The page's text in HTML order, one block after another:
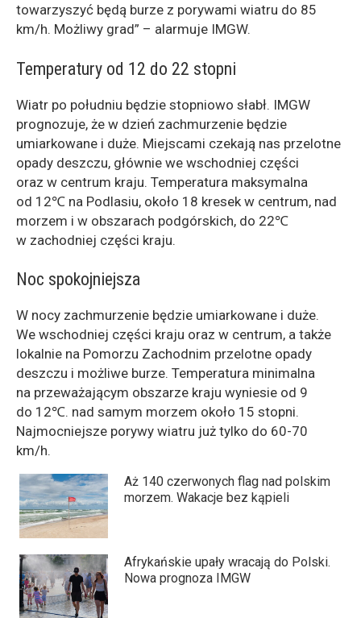
towarzyszyć będą burze z porywami wiatru do 85
km/h. Możliwy grad” – alarmuje IMGW.
Temperatury od 12 do 22 stopni
Wiatr po południu będzie stopniowo słabł. IMGW
prognozuje, że w dzień zachmurzenie będzie
umiarkowane i duże. Miejscami czekają nas przelotne
opady deszczu, głównie we wschodniej części
oraz w centrum kraju. Temperatura maksymalna
od 12℃ na Podlasiu, około 18 kresek w centrum, nad
morzem i w obszarach podgórskich, do 22℃
w zachodniej części kraju.
Noc spokojniejsza
W nocy zachmurzenie będzie umiarkowane i duże.
We wschodniej części kraju oraz w centrum, a także
lokalnie na Pomorzu Zachodnim przelotne opady
deszczu i możliwe burze. Temperatura minimalna
na przeważającym obszarze kraju wyniesie od 9
do 12℃. nad samym morzem około 15 stopni.
Najmocniejsze porywy wiatru już tylko do 60-70
km/h.
Aż 140 czerwonych flag nad polskim
morzem. Wakacje bez kąpieli
Afrykańskie upały wracają do Polski.
Nowa prognoza IMGW